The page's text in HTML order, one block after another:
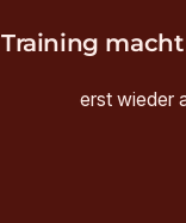
Training
erst wieder